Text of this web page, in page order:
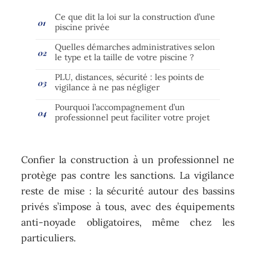
Ce que dit la loi sur la construction d’une
piscine privée
Quelles démarches administratives selon
le type et la taille de votre piscine ?
PLU, distances, sécurité : les points de
vigilance à ne pas négliger
Pourquoi l’accompagnement d’un
professionnel peut faciliter votre projet
Confier la construction à un professionnel ne
protège pas contre les sanctions. La vigilance
reste de mise : la sécurité autour des bassins
privés s’impose à tous, avec des équipements
anti-noyade obligatoires, même chez les
particuliers.